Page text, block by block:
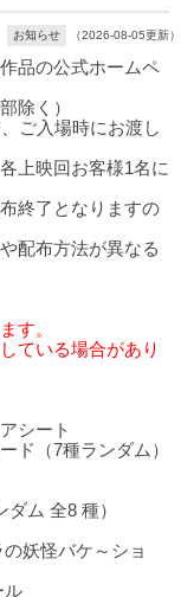
お知らせ （2026-08-05更新）
品の公式ホームペ
除く）
ご入場時にお渡し
上映回お客様1名に
終了となりますの
配布方法が異なる
す。
ている場合があり
シート
ド（7種ランダム）
ム 全8 種）
妖怪バケ～ショ
ル